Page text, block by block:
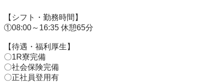
【シフト・勤務時間】
①08:00～16:35 休憩65分
【待遇・福利厚生】
〇1R寮完備
〇社会保険完備
〇正社員登用有